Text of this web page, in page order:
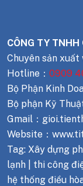
CÔNG TY
Chuyên sản
Hotline： 0909
Bộ Phận Kinh
Bộ phận Kỹ
Gmail：
Website：
Tag: Xây dựng
lạnh | thi công
hệ thống điều